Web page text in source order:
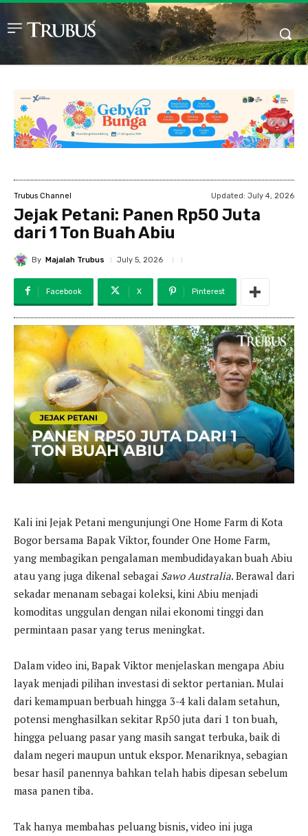
Trubus Channel Updated: July 4, 2026
Jejak Petani: Panen Rp50 Juta
dari 1 Ton Buah Abiu
By Majalah Trubus July 5, 2026
Facebook X Pinterest
Kali ini Jejak Petani mengunjungi One Home Farm di Kota
Bogor bersama Bapak Viktor, founder One Home Farm,
yang membagikan pengalaman membudidayakan buah Abiu
atau yang juga dikenal sebagai Sawo Australia. Berawal dari
sekadar menanam sebagai koleksi, kini Abiu menjadi
komoditas unggulan dengan nilai ekonomi tinggi dan
permintaan pasar yang terus meningkat.
Dalam video ini, Bapak Viktor menjelaskan mengapa Abiu
layak menjadi pilihan investasi di sektor pertanian. Mulai
dari kemampuan berbuah hingga 3-4 kali dalam setahun,
potensi menghasilkan sekitar Rp50 juta dari 1 ton buah,
hingga peluang pasar yang masih sangat terbuka, baik di
dalam negeri maupun untuk ekspor. Menariknya, sebagian
besar hasil panennya bahkan telah habis dipesan sebelum
masa panen tiba.
Tak hanya membahas peluang bisnis, video ini juga